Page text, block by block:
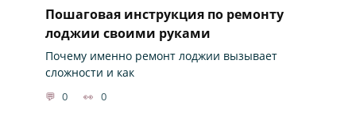
Пошаговая инструкция по ремонту
лоджии своими руками
Почему именно ремонт лоджии вызывает
сложности и как
0 0